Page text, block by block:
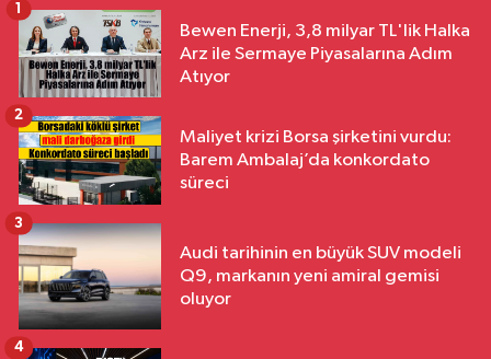
Bewen Enerji, 3,8 milyar TL'lik Halka
Arz ile Sermaye Piyasalarına Adım
Atıyor
1
Maliyet krizi Borsa şirketini vurdu:
Barem Ambalaj’da konkordato
süreci
2
Audi tarihinin en büyük SUV modeli
Q9, markanın yeni amiral gemisi
oluyor
3
4